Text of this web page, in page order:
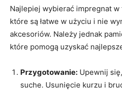
Najlepiej wybierać impregnat
które są łatwe w użyciu i nie
akcesoriów. Należy jednak
które pomogą uzyskać
Przygotowanie: Upewnij
suche. Usunięcie kurzu i